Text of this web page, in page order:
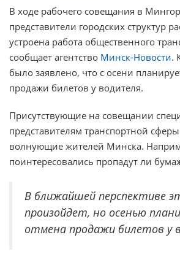
В ходе рабочего совещания в
представители городских структур
устроена работа общественного
сообщает агентство Минск-Новости.
было заявлено, что с осени
продажи билетов у водителя.
Присутствующие на совещании
представителям транспортной
волнующие жителей Минска.
поинтересовались пропадут ли
В ближайшей перспективе
произойдет, но осенью
отмена продажи билетов у